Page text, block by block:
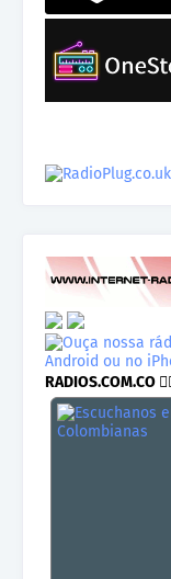
RADIOS.COM.CO